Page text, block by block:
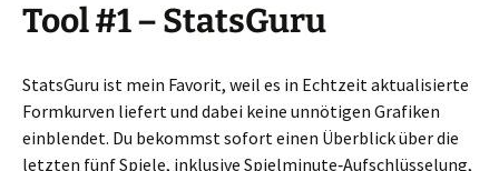
Tool #1 – StatsGuru
StatsGuru ist mein Favorit, weil es in Echtzeit aktualisierte
Formkurven liefert und dabei keine unnötigen Grafiken
einblendet. Du bekommst sofort einen Überblick über die
letzten fünf Spiele, inklusive Spielminute‑Aufschlüsselung,